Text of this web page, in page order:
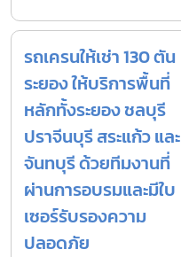
รถเครนให้เช่า 130 ตัน
ระยอง ให้บริการพื้นที่
หลักทั้งระยอง ชลบุรี
ปราจีนบุรี สระแก้ว และ
จันทบุรี ด้วยทีมงานที่
ผ่านการอบรมและมีใบ
เซอร์รับรองความ
ปลอดภัย